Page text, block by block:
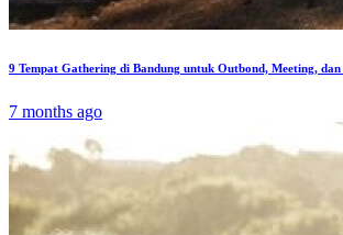
9 Tempat Gathering di Bandung untuk Outbond, Meeting,
7 months ago